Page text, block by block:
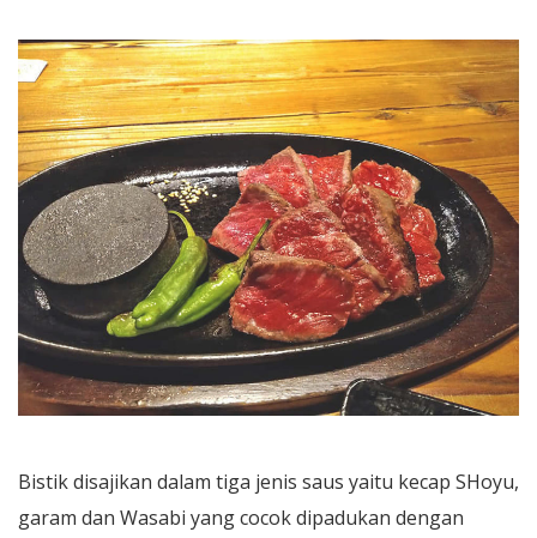
Bistik disajikan dalam tiga jenis saus yaitu kecap SHoyu,
garam dan Wasabi yang cocok dipadukan dengan